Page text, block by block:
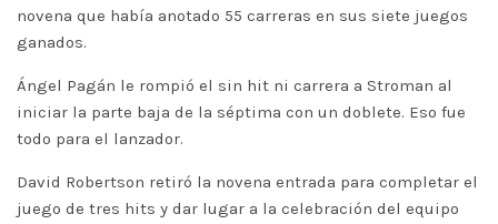
novena que había anotado 55 carreras en sus siete juegos
ganados.
Ángel Pagán le rompió el sin hit ni carrera a Stroman al
iniciar la parte baja de la séptima con un doblete. Eso fue
todo para el lanzador.
David Robertson retiró la novena entrada para completar el
juego de tres hits y dar lugar a la celebración del equipo